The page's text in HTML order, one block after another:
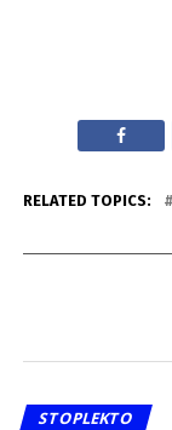
RELATED TOPICS:
STOPLEKTO